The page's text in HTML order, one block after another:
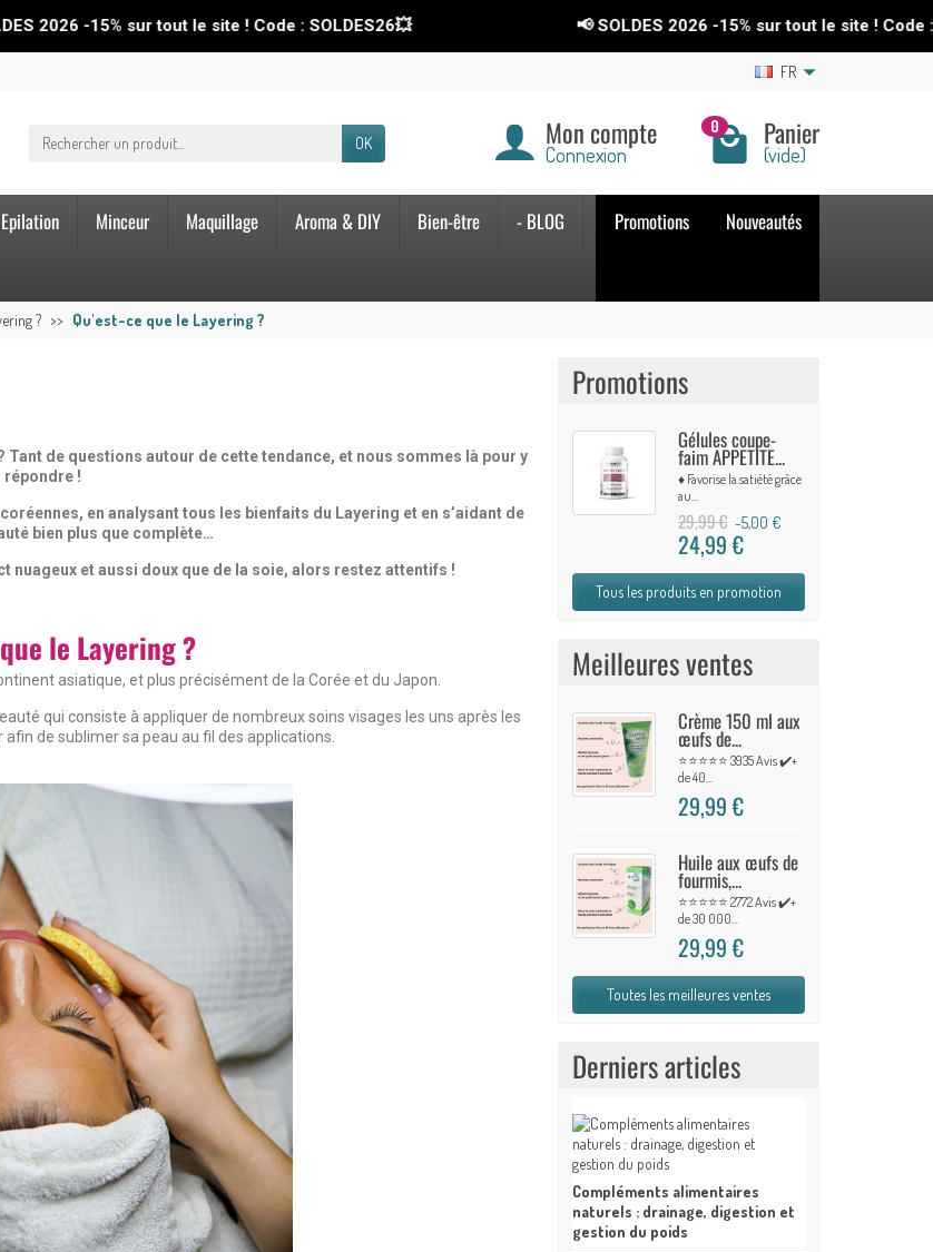
sur tout le site ! Code : SOLDES26💥 📢 SOLDES 2026-15%sur tout le site ! Code :
FR
OK Mon compte
Connexion
0 Panier
(vide)
Epilation Minceur Maquillage Aroma & DIY Bien-être
- BLOG
Promotions Nouveautés
? Qu'est-ce que le Layering ?
Tant de questions autour de cette tendance, et nous sommes là pour y
répondre !
en analysant tous les bienfaits du Layering et en s’aidant de
bien plus que complète…
nuageux et aussi doux que de la soie, alors restez attentifs !
le Layering ?
asiatique, et plus précisément de la Corée et du Japon.
qui consiste à appliquer de nombreux soins visages les uns après les
de sublimer sa peau au fil des applications.
Promotions
Gélules coupe-
faim APPETITE...
♦ Favorise la satiété grâce
au...
29,99 € -5,00 €
24,99 €
Tous les produits en promotion
Meilleures ventes
Crème 150 ml aux
œufs de...
⭐⭐⭐⭐⭐ 3935 Avis ✔️+
de 40...
29,99 €
Huile aux œufs de
fourmis,...
⭐⭐⭐⭐⭐ 2772 Avis ✔️+
de 30 000...
29,99 €
Toutes les meilleures ventes
Derniers articles
Compléments alimentaires
naturels : drainage, digestion et
gestion du poids